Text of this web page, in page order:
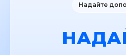
Надайте